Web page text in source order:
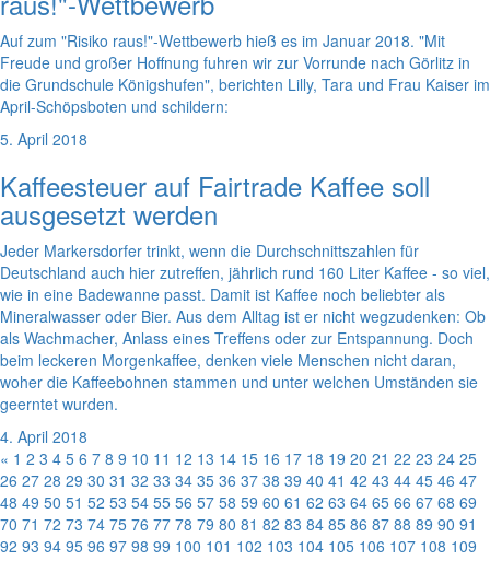
Auf zum "Risiko raus!"-Wettbewerb hieß es im Januar 2018. "Mit
Freude und großer Hoffnung fuhren wir zur Vorrunde nach Görlitz in
die Grundschule Königshufen", berichten Lilly, Tara und Frau Kaiser im
April-Schöpsboten und schildern:
5. April 2018
Kaffeesteuer auf Fairtrade Kaffee soll
ausgesetzt werden
Jeder Markersdorfer trinkt, wenn die Durchschnittszahlen für
Deutschland auch hier zutreffen, jährlich rund 160 Liter Kaffee - so viel,
wie in eine Badewanne passt. Damit ist Kaffee noch beliebter als
Mineralwasser oder Bier. Aus dem Alltag ist er nicht wegzudenken: Ob
als Wachmacher, Anlass eines Treffens oder zur Entspannung. Doch
beim leckeren Morgenkaffee, denken viele Menschen nicht daran,
woher die Kaffeebohnen stammen und unter welchen Umständen sie
geerntet wurden.
4. April 2018
« 1 2 3 4 5 6 7 8 9 10 11 12 13 14 15 16 17 18 19 20 21 22 23 24 25
26 27 28 29 30 31 32 33 34 35 36 37 38 39 40 41 42 43 44 45 46 47
48 49 50 51 52 53 54 55 56 57 58 59 60 61 62 63 64 65 66 67 68 69
70 71 72 73 74 75 76 77 78 79 80 81 82 83 84 85 86 87 88 89 90 91
92 93 94 95 96 97 98 99 100 101 102 103 104 105 106 107 108 109